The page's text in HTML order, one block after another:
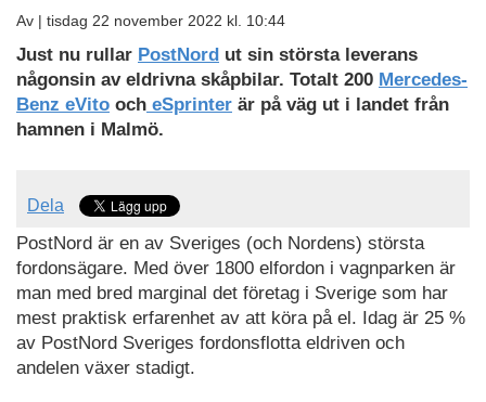
Av | tisdag 22 november 2022 kl. 10:44
Just nu rullar PostNord ut sin största leverans
någonsin av eldrivna skåpbilar. Totalt 200 Mercedes-
Benz eVito och eSprinter är på väg ut i landet från
hamnen i Malmö.
Dela
PostNord är en av Sveriges (och Nordens) största
fordonsägare. Med över 1800 elfordon i vagnparken är
man med bred marginal det företag i Sverige som har
mest praktisk erfarenhet av att köra på el. Idag är 25 %
av PostNord Sveriges fordonsflotta eldriven och
andelen växer stadigt.